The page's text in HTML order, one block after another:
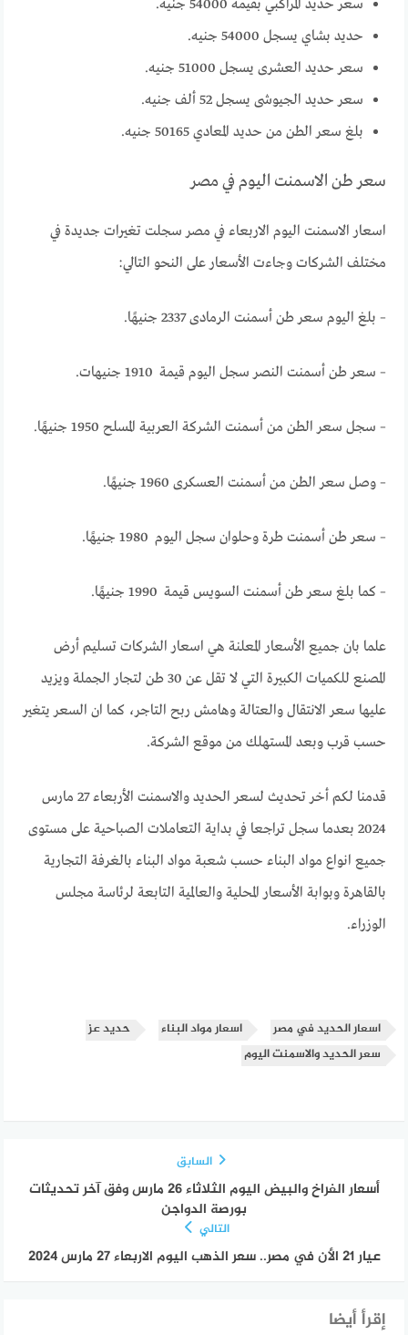
سعر حديد المراكبي بقيمة 54000 جنيه.
حديد بشاي يسجل 54000 جنيه.
سعر حديد العشرى يسجل 51000 جنيه.
سعر حديد الجيوشى يسجل 52 ألف جنيه.
بلغ سعر الطن من حديد المعادي 50165 جنيه.
سعر طن الاسمنت اليوم في مصر
اسعار الاسمنت اليوم الاربعاء في مصر سجلت تغيرات جديدة في
مختلف الشركات وجاءت الأسعار على النحو التالي:
– بلغ اليوم سعر طن أسمنت الرمادى 2337 جنيهًا.
– سعر طن أسمنت النصر سجل اليوم قيمة 1910 جنيهات.
– سجل سعر الطن من أسمنت الشركة العربية المسلح 1950 جنيهًا.
– وصل سعر الطن من أسمنت العسكرى 1960 جنيهًا.
– سعر طن أسمنت طرة وحلوان سجل اليوم 1980 جنيهًا.
– كما بلغ سعر طن أسمنت السويس قيمة 1990 جنيهًا.
علما بان جميع الأسعار المعلنة هي اسعار الشركات تسليم أرض
المصنع للكميات الكبيرة التي لا تقل عن 30 طن لتجار الجملة ويزيد
عليها سعر الانتقال والعتالة وهامش ربح التاجر، كما ان السعر يتغير
حسب قرب وبعد المستهلك من موقع الشركة.
قدمنا لكم أخر تحديث لسعر الحديد والاسمنت الأربعاء 27 مارس
2024 بعدما سجل تراجعا في بداية التعاملات الصباحية على مستوى
جميع انواع مواد البناء حسب شعبة مواد البناء بالغرفة التجارية
بالقاهرة وبوابة الأسعار المحلية والعالمية التابعة لرئاسة مجلس
الوزراء.
اسعار الحديد في مصر اسعار مواد البناء
حديد عز
سعر الحديد والاسمنت اليوم
السابق
أسعار الفراخ والبيض اليوم الثلاثاء 26 مارس وفق آخر تحديثات
بورصة الدواجن
التالي
عيار 21 الأن في مصر.. سعر الذهب اليوم الاربعاء 27 مارس 2024
إقرأ أيضا